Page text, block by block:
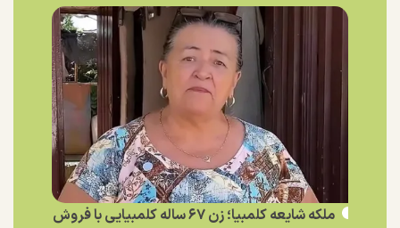
ملکه شایعه کلمبیا؛ زن ۶۷ ساله کلمبیایی با فروش